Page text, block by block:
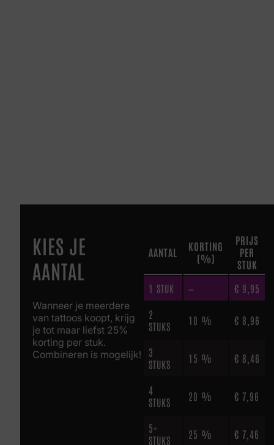
KIES JE
AANTAL
Wanneer je meerdere
van tattoos koopt, krijg
je tot maar liefst 25%
korting per stuk.
Combineren is mogelijk!
AANTAL
KORTING
(%)
PRIJS
PER
STUK
1 STUK — € 9,95
2
STUKS
10 % € 8,96
3
STUKS
15 % € 8,46
4
STUKS
20 % € 7,96
5+
STUKS
25 % € 7,46